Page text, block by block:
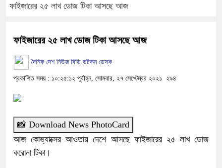
ফাইজারের ২৫ লাখ ডোজ টিকা আসছে আজ
ফাইজারের ২৫ লাখ ডোজ টিকা আসছে আজ
দৈনিক দেশ নিউজ বিডি ডটকম ডেস্ক
প্রকাশিত সময় : ১০:২৫:১২ পূর্বাহ্ন, সোমবার, ২৭ সেপ্টেম্বর ২০২১ ২৯৪
📸 Download News PhotoCard
আজ কোভ্যাক্সের আওতায় দেশে আসছে ফাইজারের ২৫ লাখ ডোজ
করোনা টিকা।